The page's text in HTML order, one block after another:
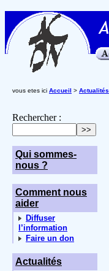
vous etes ici Accueil > Actualités
Rechercher :
Qui sommes-
nous ?
Comment nous
aider
Diffuser
l’information
Faire un don
Actualités